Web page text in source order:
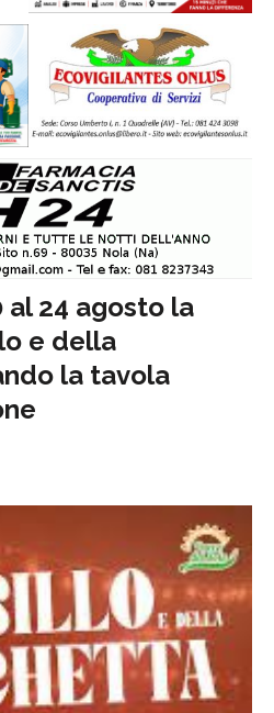
al 24 agosto la
e della
la tavola